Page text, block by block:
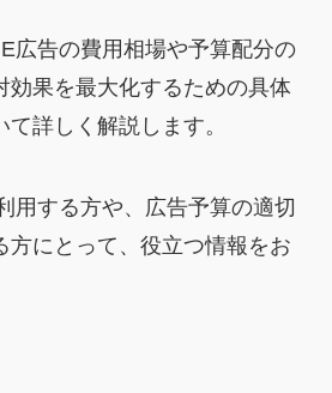
広告の費用相場や予算配分の
効果を最大化するための具体
詳しく解説します。
用する方や、広告予算の適切
方にとって、役立つ情報をお